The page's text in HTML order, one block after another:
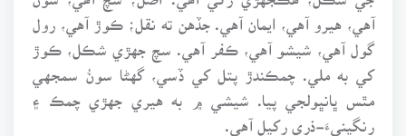
آهي، هيرو آهي، ايمان آهي. جڏهن ته نقل؛ ڪوڙ آهي، رول
گول آهي، شيشو آهي، ڪفر آهي. سچ جهڙي شڪل، ڪوڙ
کي به ملي. چمڪندڙ پتل کي ڏسي، گهڻا سونُ سمجهي
مٿس ڀانڀولجي پيا. شيشي ۾ به هيري جهڙي چمڪ ۽
رنگينيءَ-ذري رکيل آهي.